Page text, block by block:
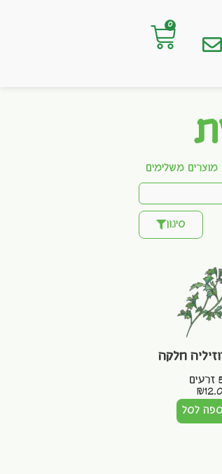
0
מוצרים משלימים
סינון
חלקה
₪
לסל